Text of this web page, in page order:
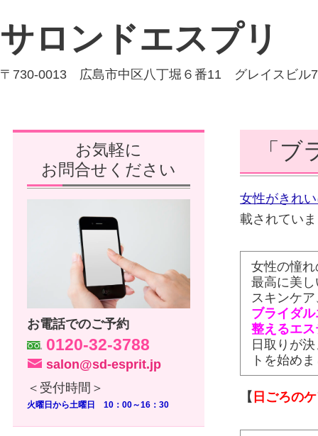
サロンドエスプリ
〒730-0013 広島市中区八丁堀６番11 グレイスビル
「
女性がきれ
載されてい
女性の憧
最高に美
スキンケ
ブライダ
整えるエス
日取りが
トを始め
【 日ごろの
お気軽に
お問合せください
お電話でのご予約
0120-32-3788
salon@sd-esprit.jp
＜受付時間＞
火曜日から土曜日 10：00～16：30